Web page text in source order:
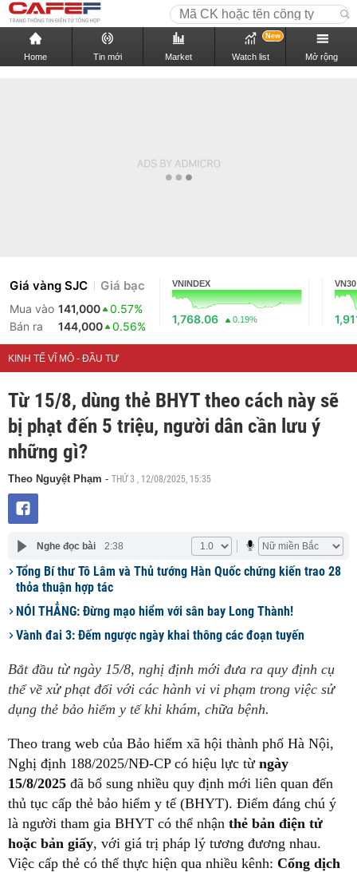
Home Tin mới Market Watch list
New
Mở rộng
Giá vàng SJC Giá bạc
Mua vào 141,000
0.57%
Bán ra
144,000 0.56%
VNINDEX
1,768.06 0.19%
VN30
KINH TẾ VĨ MÔ - ĐẦU TƯ
Từ 15/8, dùng thẻ BHYT theo cách này sẽ
bị phạt đến 5 triệu, người dân cần lưu ý
những gì?
Theo Nguyệt Phạm - THỨ 3 , 12/08/2025, 15:35
Nghe đọc bài 2:38
Tổng Bí thư Tô Lâm và Thủ tướng Hàn Quốc chứng kiến trao 28
thỏa thuận hợp tác
NÓI THẲNG: Đừng mạo hiểm với sân bay Long Thành!
Vành đai 3: Đếm ngược ngày khai thông các đoạn tuyến
Bắt đầu từ ngày 15/8, nghị định mới đưa ra quy định cụ
thể về xử phạt đối với các hành vi vi phạm trong việc sử
dụng thẻ bảo hiểm y tế khi khám, chữa bệnh.
Theo trang web của Bảo hiểm xã hội thành phố Hà Nội,
Nghị định 188/2025/NĐ-CP có hiệu lực từ ngày
15/8/2025 đã bổ sung nhiều quy định mới liên quan đến
thủ tục cấp thẻ bảo hiểm y tế (BHYT). Điểm đáng chú ý
là người tham gia BHYT có thể nhận thẻ bản điện tử
hoặc bản giấy, với giá trị pháp lý tương đương nhau.
Việc cấp thẻ có thể thực hiện qua nhiều kênh: Cổng dịch